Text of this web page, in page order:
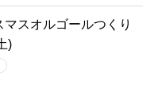
マスオルゴールつくり
)